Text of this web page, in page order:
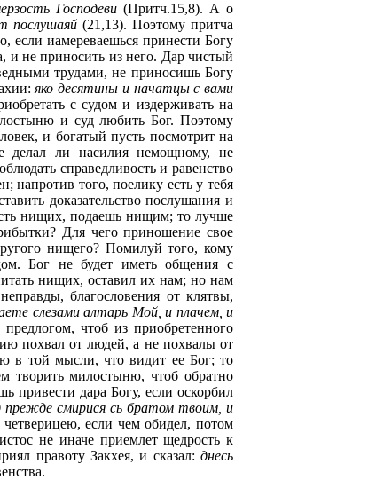
Господеви (Притч.15,8). А о
послушаяй(21,13). Поэтому притча
если иамереваешься принести Богу
и не приносить из него. Дар чистый
трудами, не приносишь Богу
яко десятины и начатцы с вами
с судом и издерживать на
и суд любить Бог. Поэтому
и богатый пусть посмотрит на
делал ли насилия немощному, не
справедливость и равенство
напротив того, поелику есть у тебя
доказательство послушания и
нищих, подаешь нищим; то лучше
Для чего приношение свое
нищего? Помилуй того, кому
Бог не будет иметь общения с
нищих, оставил их нам; но нам
благословения от клятвы,
слезами алтарь Мой, и плачем, и
чтоб из приобретенного
похвал от людей, а не похвалы от
в той мысли, что видит ее Бог; то
творить милостыню, чтоб обратно
привести дара Богу, если оскорбил
смирися сь братом твоим, и
если чем обидел, потом
не иначе приемлет щедрость к
правоту Закхея, и сказал: днесь